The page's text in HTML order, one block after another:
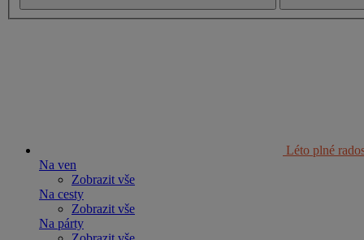
Léto plné
Na ven
Zobrazit vše
Na cesty
Zobrazit vše
Na párty